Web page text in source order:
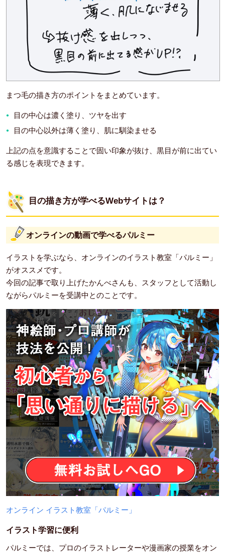
まつ毛の描き方のポイントをまとめています。
目の中心は濃く塗り、ツヤを出す
目の中心以外は薄く塗り、肌に馴染ませる
上記の点を意識することで固い印象が抜け、黒目が前に出てい
る感じを表現できます。
目の描き方が学べるWebサイトは？
オンラインの動画で学べるパルミー
イラストを学ぶなら、オンラインのイラスト教室「パルミー」
がオススメです。
今回の記事で取り上げたかんべさんも、スタッフとして活動し
ながらパルミーを受講中とのことです。
オンライン イラスト教室「パルミー」
イラスト学習に便利
パルミーでは、プロのイラストレーターや漫画家の授業をオン